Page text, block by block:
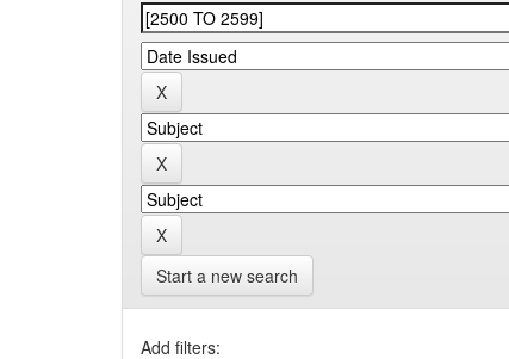
Start a new search
Add filters: